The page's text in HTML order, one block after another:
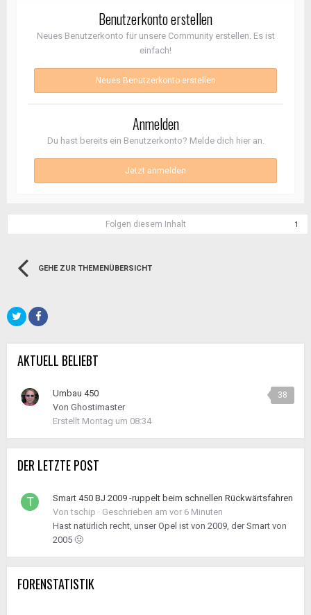
Benutzerkonto erstellen
Neues Benutzerkonto für unsere Community erstellen. Es ist
einfach!
Neues Benutzerkonto erstellen
Anmelden
Du hast bereits ein Benutzerkonto? Melde dich hier an.
Jetzt anmelden
Folgen diesem Inhalt 1
GEHE ZUR THEMENÜBERSICHT
AKTUELL BELIEBT
38
Umbau 450
Von Ghostimaster
Erstellt Montag um 08:34
DER LETZTE POST
Smart 450 BJ 2009 -ruppelt beim schnellen Rückwärtsfahren
Vontschip · Geschrieben am vor 6 Minuten
Hast natürlich recht, unser Opel ist von 2009, der Smart von
2005 🤢
FORENSTATISTIK